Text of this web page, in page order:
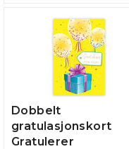
Dobbelt
gratulasjonskort
Gratulerer